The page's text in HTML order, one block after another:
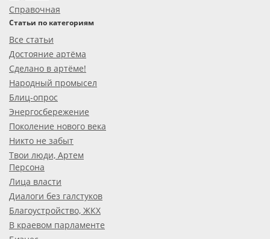
Справочная
Статьи по категориям
Все статьи
Достояние артёма
Сделано в артёме!
Народный промысел
Блиц-опрос
Энергосбережение
Поколение нового века
Никто не забыт
Твои люди, Артем
Персона
Лица власти
Диалоги без галстуков
Благоустройство, ЖКХ
В краевом парламенте